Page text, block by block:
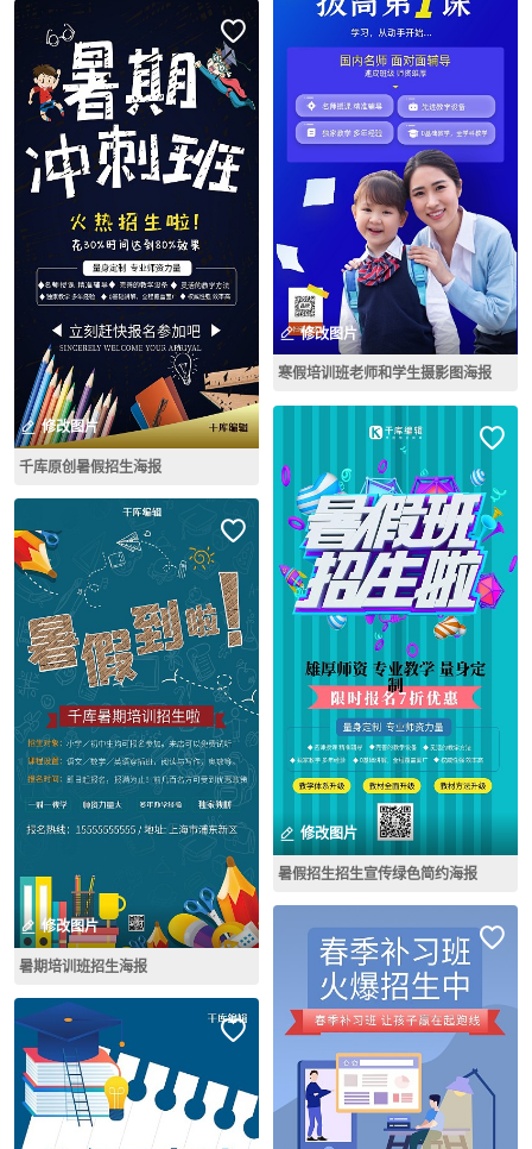
修改图片
千库原创暑假招生海报
修改图片
暑期培训班招生海报
修改图片
寒假培训班老师和学生摄影图海报
修改图片
暑假招生招生宣传绿色简约海报